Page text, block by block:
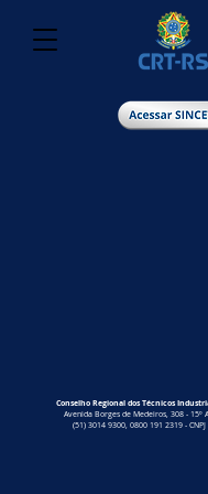
Conselho Regional dos Técnicos
Avenida Borges de Medeiros, 308 - 15º
(51) 3014 9300, 0800 191 2319 - CNPJ